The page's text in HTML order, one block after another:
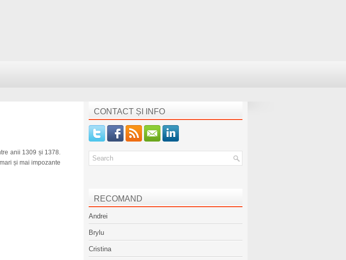
anii 1309 și 1378.
și mai impozante
CONTACT ȘI INFO
RECOMAND
Andrei
Brylu
Cristina